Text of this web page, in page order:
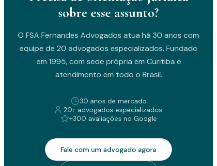
sobre esse assunto?
O FSA Fernandes Advogados atua há 30 anos com
equipe de 20 advogados especializados. Fundado
em 1995, com sede própria em Curitiba e
atendimento em todo o Brasil.
30 anos de mercado
20+ advogados especializados
+300 avaliações no Google
Fale com um advogado agora